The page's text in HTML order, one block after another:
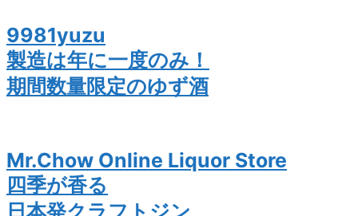
9981yuzu
製造は年に一度のみ！
期間数量限定のゆず酒
Mr.Chow Online Liquor Store
四季が香る